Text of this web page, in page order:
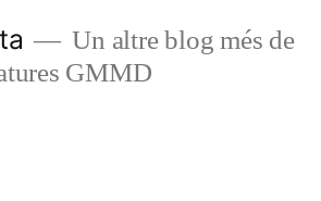
Un altre blog més de
GMMD